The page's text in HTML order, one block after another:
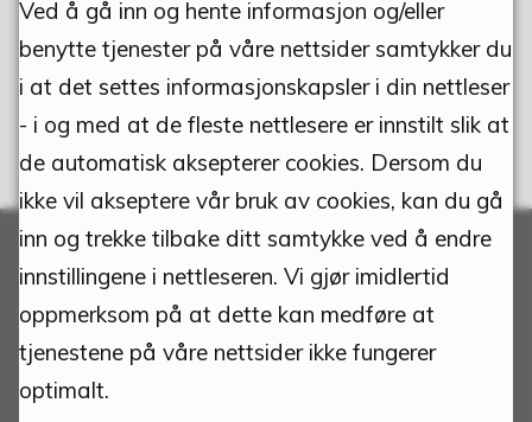
Adresse:
Ved å gå inn og hente informasjon og/eller
benytte tjenester på våre nettsider samtykker du
i at det settes informasjonskapsler i din nettleser
- i og med at de fleste nettlesere er innstilt slik at
de automatisk aksepterer cookies. Dersom du
ikke vil akseptere vår bruk av cookies, kan du gå
inn og trekke tilbake ditt samtykke ved å endre
innstillingene i nettleseren. Vi gjør imidlertid
oppmerksom på at dette kan medføre at
tjenestene på våre nettsider ikke fungerer
optimalt.